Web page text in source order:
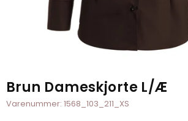
Brun Dameskjorte L/Æ
Varenummer: 1568_103_211_XS